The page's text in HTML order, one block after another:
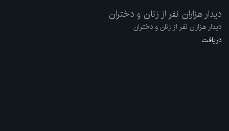
دیدار هزاران نفر از زنان و دختران
دیدار هزاران نفر از زنان و دختران
دریافت